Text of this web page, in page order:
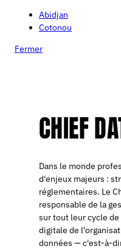
Abidjan
Cotonou
Fermer
CHIEF
Dans le monde
d'enjeux majeurs :
réglementaires. Le
responsable de la
sur tout leur cycle
digitale de
données — c'est-à-